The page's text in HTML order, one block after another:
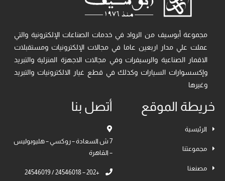
مجموعة أبوسيف من الرواد في خدمات الصناعات الإلكترونية والتي
عملت علي مدار اربعين عاما في مجالات الإلكترونيات ومستقبلات
الاقمار الصناعية والرسيفرات وفي مجالات الاجهزة المنزلية والتبريد
وإكسسوارات السيارات وكذلك في قطع غيار الالكترونيات والتبريد
وغيرها
خريطة الموقع
الرئيسية
مجموعتنا
مصنعنا
أتصل بنا
7 ش السعادة – روكسي – هليوبوليس
– القاهرة
+202 – 24546018 / 24546019